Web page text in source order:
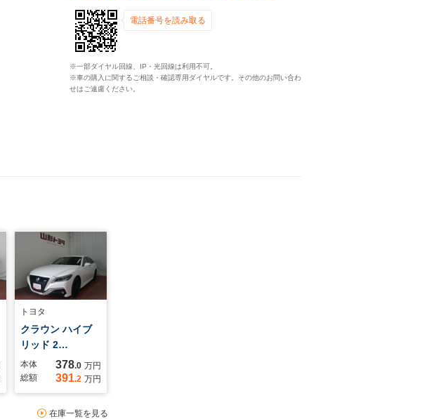
電話番号を読み取る
※一部ダイヤル回線、IP・光回線は利用不可。
※車の購入に関するご相談・確認専用ダイヤルです。その他のお問い合わ
せはご遠慮ください。
トヨタ
クラウン ハイブ
リッド 2…
本体 378.0 万円
総額
391.2 万円
在庫一覧を見る